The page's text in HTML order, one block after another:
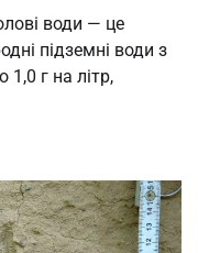
води — це
підземні води з
1,0 г на літр,